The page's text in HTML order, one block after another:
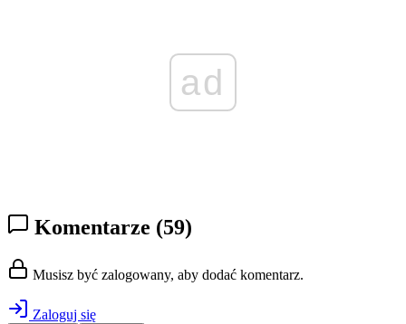
ad
Komentarze (59)
Musisz być zalogowany, aby dodać komentarz.
Zaloguj się